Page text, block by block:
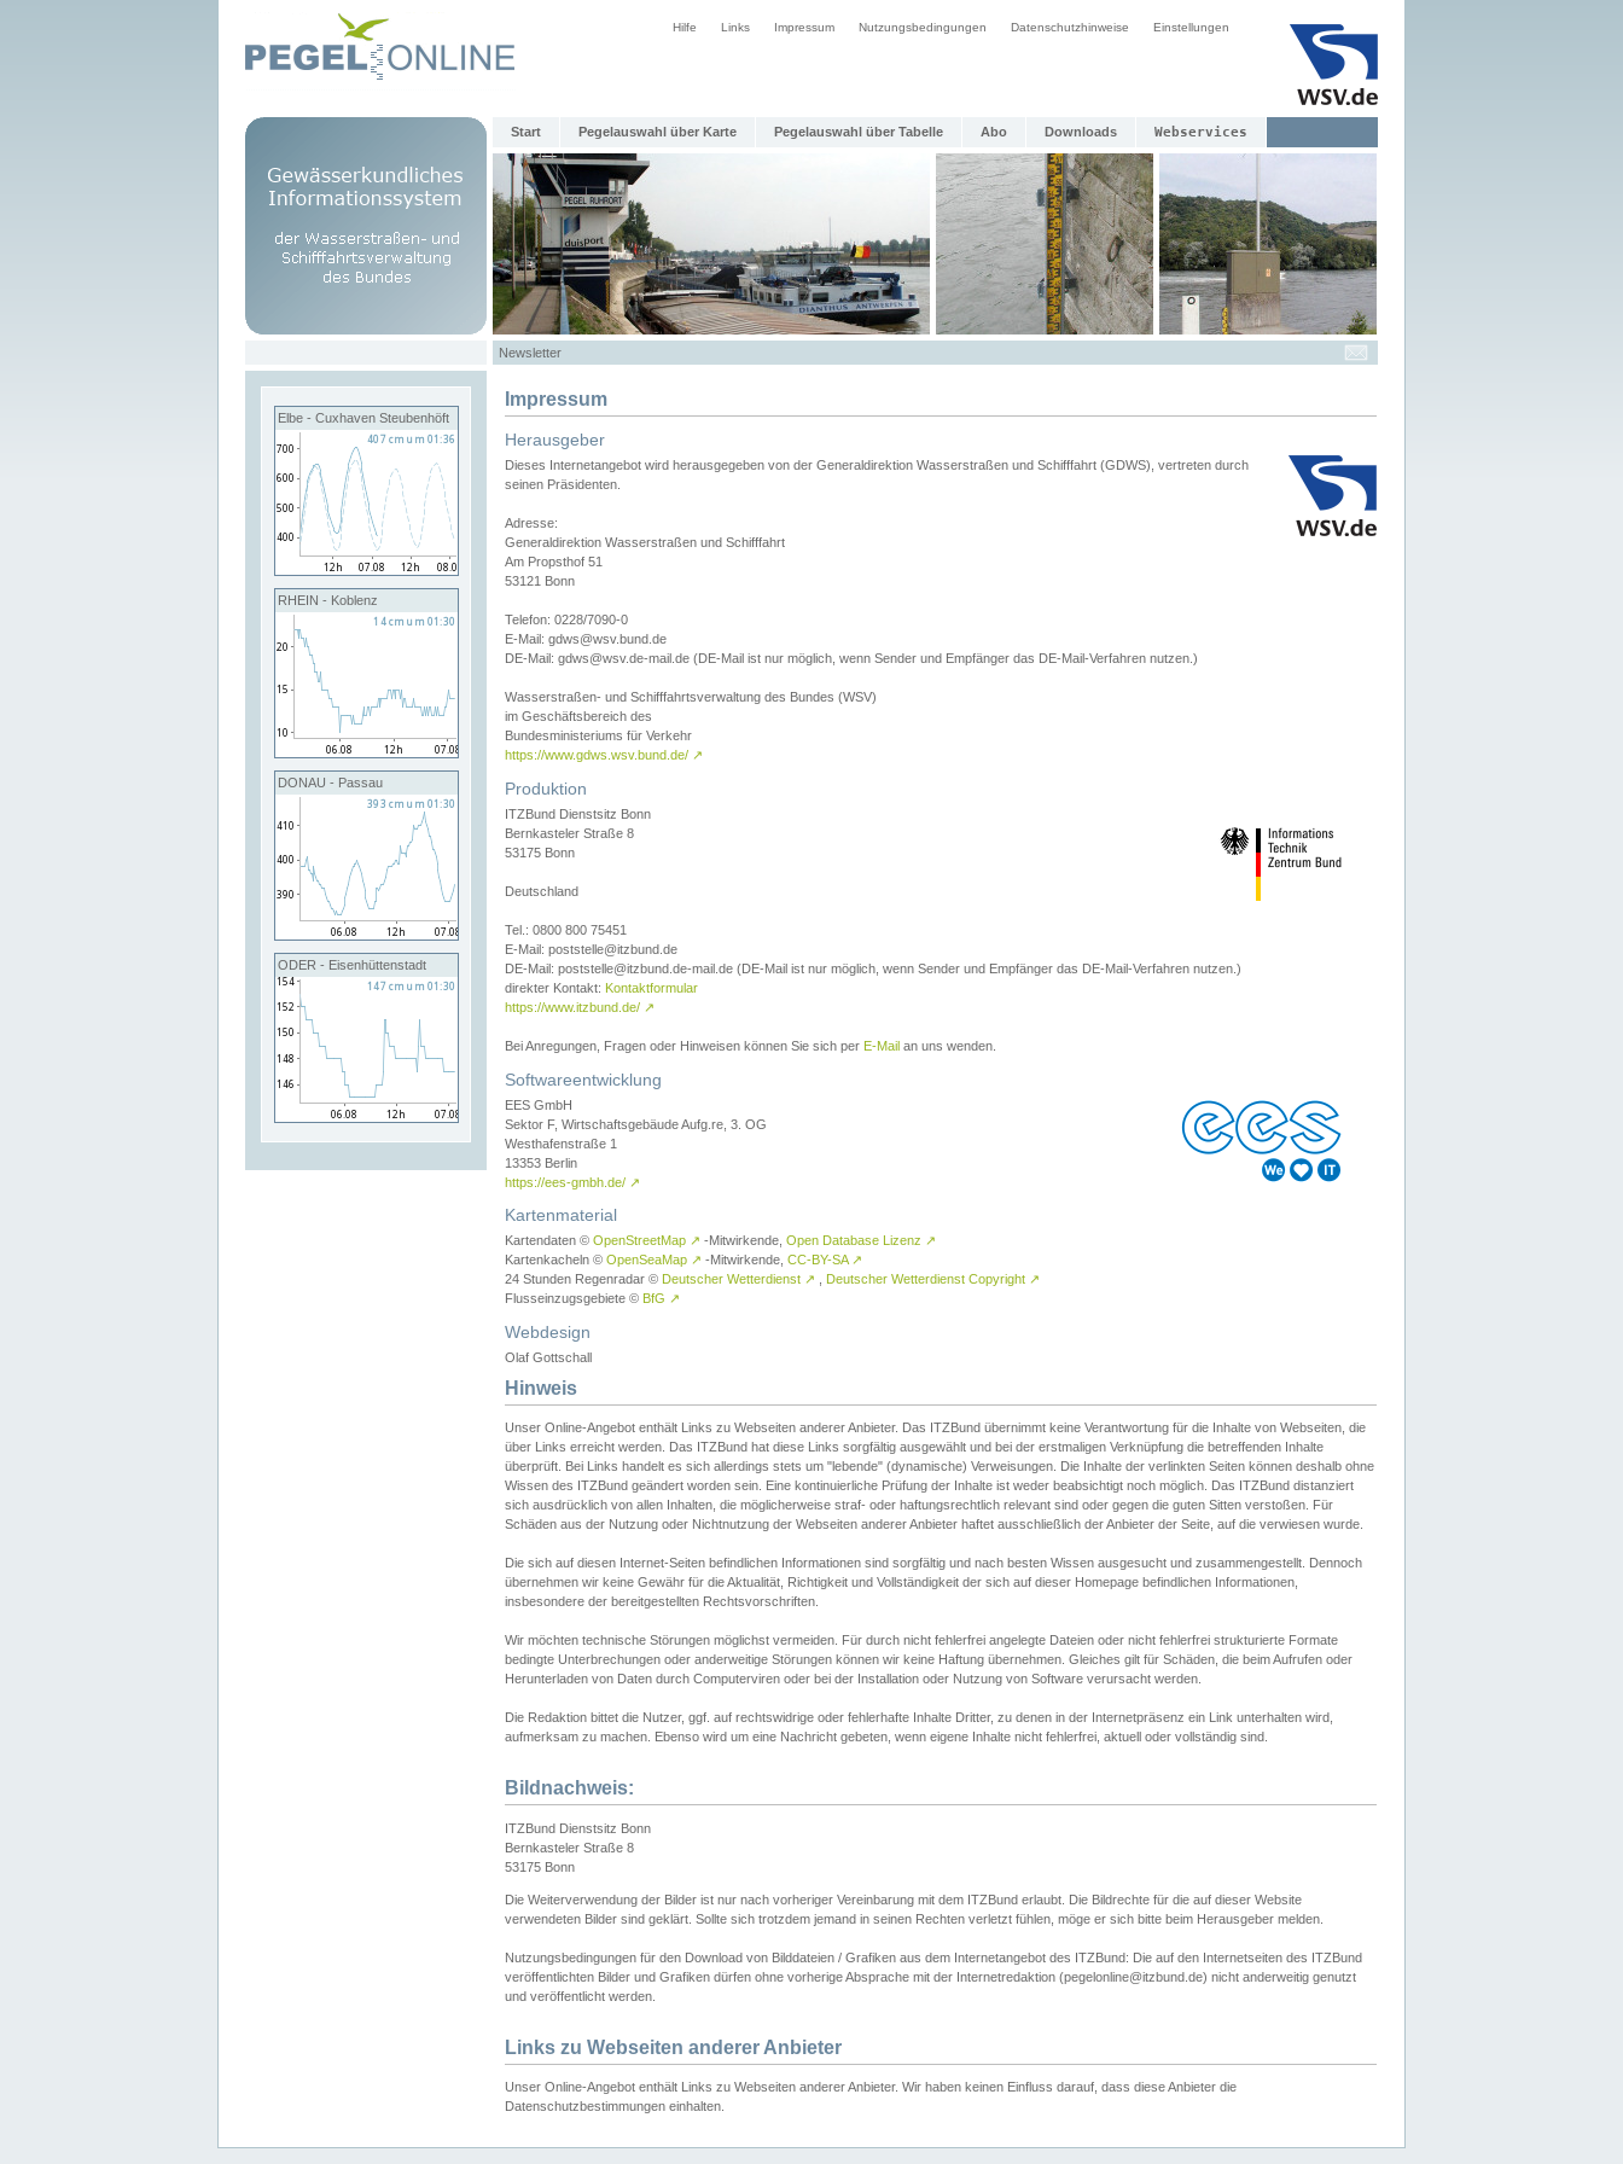
Hilfe Links Impressum Nutzungsbedingungen Datenschutzhinweise Einstellungen
Start Pegelauswahl über Karte Pegelauswahl über Tabelle Abo Downloads Webservices
Newsletter
Elbe - Cuxhaven Steubenhöft
RHEIN - Koblenz
DONAU - Passau
ODER - Eisenhüttenstadt
Impressum
Herausgeber
Dieses Internetangebot wird herausgegeben von der Generaldirektion Wasserstraßen und Schifffahrt (GDWS), vertreten durch
seinen Präsidenten.
Adresse:
Generaldirektion Wasserstraßen und Schifffahrt
Am Propsthof 51
53121 Bonn
Telefon: 0228/7090-0
E-Mail: gdws@wsv.bund.de
DE-Mail: gdws@wsv.de-mail.de (DE-Mail ist nur möglich, wenn Sender und Empfänger das DE-Mail-Verfahren nutzen.)
Wasserstraßen- und Schifffahrtsverwaltung des Bundes (WSV)
im Geschäftsbereich des
Bundesministeriums für Verkehr
https://www.gdws.wsv.bund.de/ ↗
Produktion
ITZBund Dienstsitz Bonn
Bernkasteler Straße 8
53175 Bonn
Deutschland
Tel.: 0800 800 75451
E-Mail: poststelle@itzbund.de
DE-Mail: poststelle@itzbund.de-mail.de (DE-Mail ist nur möglich, wenn Sender und Empfänger das DE-Mail-Verfahren nutzen.)
direkter Kontakt: Kontaktformular
https://www.itzbund.de/ ↗
Bei Anregungen, Fragen oder Hinweisen können Sie sich per E-Mail an uns wenden.
Softwareentwicklung
EES GmbH
Sektor F, Wirtschaftsgebäude Aufg.re, 3. OG
Westhafenstraße 1
13353 Berlin
https://ees-gmbh.de/ ↗
Kartenmaterial
Kartendaten © OpenStreetMap ↗ -Mitwirkende, Open Database Lizenz ↗
Kartenkacheln © OpenSeaMap ↗ -Mitwirkende, CC-BY-SA ↗
24 Stunden Regenradar © Deutscher Wetterdienst ↗ Deutscher Wetterdienst Copyright ↗
Flusseinzugsgebiete © BfG ↗
Webdesign
Olaf Gottschall
Hinweis
Unser Online-Angebot enthält Links zu Webseiten anderer Anbieter. Das ITZBund übernimmt keine Verantwortung für die Inhalte von Webseiten, die
über Links erreicht werden. Das ITZBund hat diese Links sorgfältig ausgewählt und bei der erstmaligen Verknüpfung die betreffenden Inhalte
überprüft. Bei Links handelt es sich allerdings stets um "lebende" (dynamische) Verweisungen. Die Inhalte der verlinkten Seiten können deshalb ohne
Wissen des ITZBund geändert worden sein. Eine kontinuierliche Prüfung der Inhalte ist weder beabsichtigt noch möglich. Das ITZBund distanziert
sich ausdrücklich von allen Inhalten, die möglicherweise straf- oder haftungsrechtlich relevant sind oder gegen die guten Sitten verstoßen. Für
Schäden aus der Nutzung oder Nichtnutzung der Webseiten anderer Anbieter haftet ausschließlich der Anbieter der Seite, auf die verwiesen wurde.
Die sich auf diesen Internet-Seiten befindlichen Informationen sind sorgfältig und nach besten Wissen ausgesucht und zusammengestellt. Dennoch
übernehmen wir keine Gewähr für die Aktualität, Richtigkeit und Vollständigkeit der sich auf dieser Homepage befindlichen Informationen,
insbesondere der bereitgestellten Rechtsvorschriften.
Wir möchten technische Störungen möglichst vermeiden. Für durch nicht fehlerfrei angelegte Dateien oder nicht fehlerfrei strukturierte Formate
bedingte Unterbrechungen oder anderweitige Störungen können wir keine Haftung übernehmen. Gleiches gilt für Schäden, die beim Aufrufen oder
Herunterladen von Daten durch Computerviren oder bei der Installation oder Nutzung von Software verursacht werden.
Die Redaktion bittet die Nutzer, ggf. auf rechtswidrige oder fehlerhafte Inhalte Dritter, zu denen in der Internetpräsenz ein Link unterhalten wird,
aufmerksam zu machen. Ebenso wird um eine Nachricht gebeten, wenn eigene Inhalte nicht fehlerfrei, aktuell oder vollständig sind.
Bildnachweis:
ITZBund Dienstsitz Bonn
Bernkasteler Straße 8
53175 Bonn
Die Weiterverwendung der Bilder ist nur nach vorheriger Vereinbarung mit dem ITZBund erlaubt. Die Bildrechte für die auf dieser Website
verwendeten Bilder sind geklärt. Sollte sich trotzdem jemand in seinen Rechten verletzt fühlen, möge er sich bitte beim Herausgeber melden.
Nutzungsbedingungen für den Download von Bilddateien / Grafiken aus dem Internetangebot des ITZBund: Die auf den Internetseiten des ITZBund
veröffentlichten Bilder und Grafiken dürfen ohne vorherige Absprache mit der Internetredaktion (pegelonline@itzbund.de) nicht anderweitig genutzt
und veröffentlicht werden.
Links zu Webseiten anderer Anbieter
Unser Online-Angebot enthält Links zu Webseiten anderer Anbieter. Wir haben keinen Einfluss darauf, dass diese Anbieter die
Datenschutzbestimmungen einhalten.